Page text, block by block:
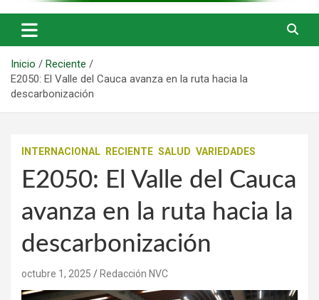
Inicio
Reciente
E2050: El Valle del Cauca avanza en la ruta hacia la
descarbonización
INTERNACIONAL RECIENTE SALUD VARIEDADES
E2050: El Valle del Cauca
avanza en la ruta hacia la
descarbonización
octubre 1, 2025 Redacción NVC